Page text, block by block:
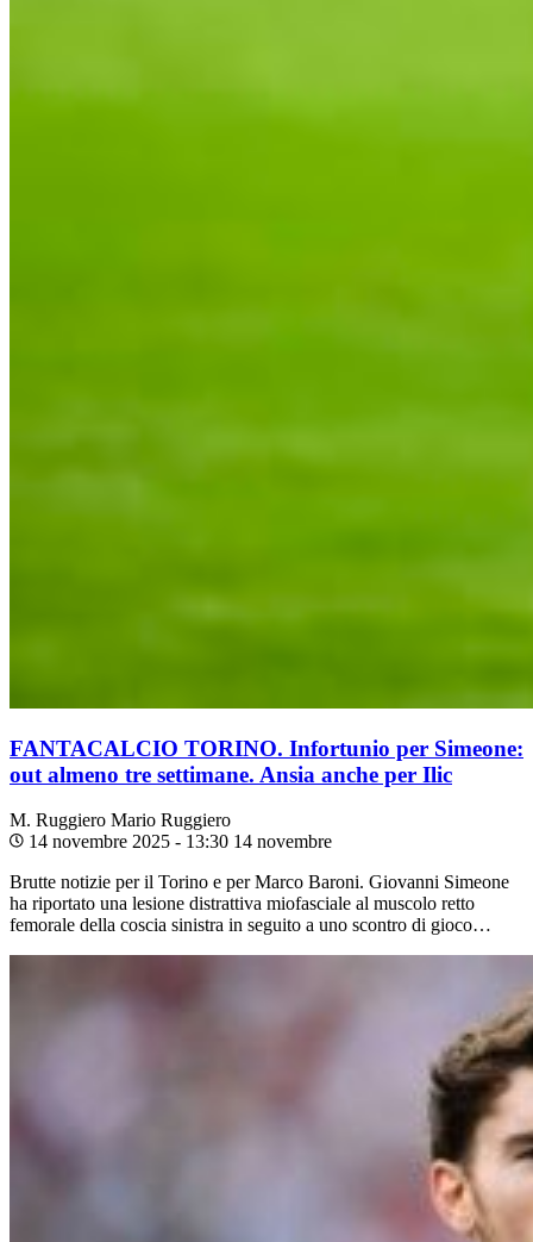
FANTACALCIO TORINO. Infortunio per Simeone:
out almeno tre settimane. Ansia anche per Ilic
M. Ruggiero Mario Ruggiero
14 novembre 2025 - 13:30 14 novembre
Brutte notizie per il Torino e per Marco Baroni. Giovanni Simeone
ha riportato una lesione distrattiva miofasciale al muscolo retto
femorale della coscia sinistra in seguito a uno scontro di gioco…